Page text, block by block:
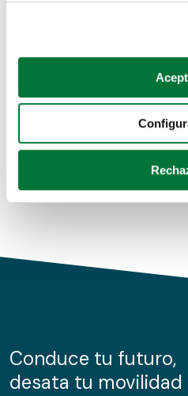
Si lo permite, también
Recopilar información
Identificar su dispositivo
para buscar
Obtenga más información
de cookies.
información sobre el uso que
nuestros partners de redes
Coches de segunda mano
Coches de km0
Conduce tu futuro,
desata tu movilidad